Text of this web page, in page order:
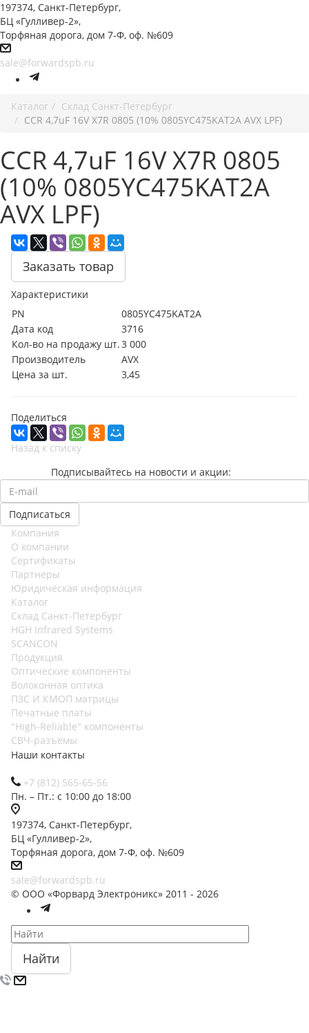
197374, Санкт-Петербург,
БЦ «Гулливер-2»,
Торфяная дорога, дом 7-Ф, оф. №609
sale@forwardspb.ru
Каталог
Cклад Санкт-Петербург
CCR 4,7uF 16V X7R 0805 (10% 0805YC475KAT2A AVX LPF)
CCR 4,7uF 16V X7R 0805
(10% 0805YC475KAT2A
AVX LPF)
Заказать товар
Характеристики
PN
0805YC475KAT2A
Дата код
3716
Кол-во на продажу шт.3 000
Производитель
AVX
Цена за шт.
3,45
Поделиться
Назад к списку
Подписывайтесь на новости и акции:
Компания
О компании
Сертификаты
Партнеры
Юридическая информация
Каталог
Cклад Санкт-Петербург
HGH Infrared Systems
SCANCON
Продукция
Оптические компоненты
Волоконная оптика
ПЗС И КМОП матрицы
Печатные платы
"High-Reliable" компоненты
СВЧ-разъёмы
Наши контакты
+7 (812) 565-65-56
Пн. – Пт.: с 10:00 до 18:00
197374, Санкт-Петербург,
БЦ «Гулливер-2»,
Торфяная дорога, дом 7-Ф, оф. №609
sale@forwardspb.ru
© ООО «Форвард Электроникс» 2011 - 2026
Найти